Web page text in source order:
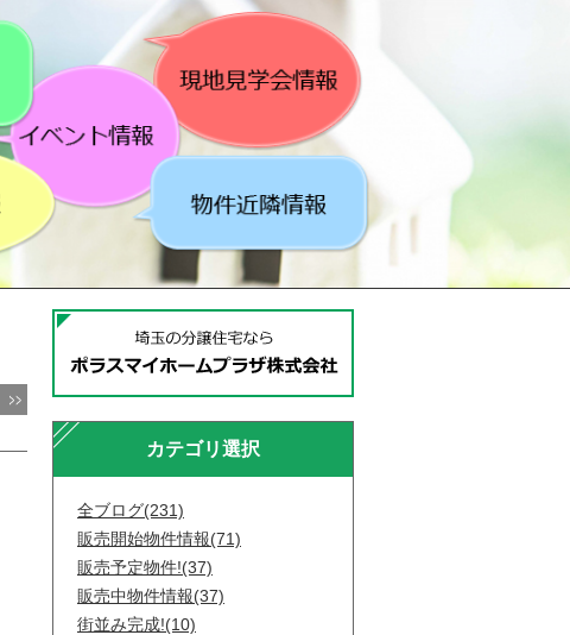
カテゴリ選択
全ブログ(231)
販売開始物件情報(71)
販売予定物件!(37)
販売中物件情報(37)
街並み完成!(10)